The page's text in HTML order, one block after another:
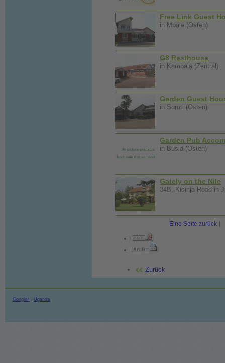
Free Link Guest
in Mbale (Osten)
G8 Resthouse
in Kampala (Zentral)
Garden Guest
in Soroti (Osten)
Garden Pub
in Busia (Osten)
Gately on the Nile
34B, Kisinja Road in
Eine Seite zurück|
Zurück
Google+ Uganda